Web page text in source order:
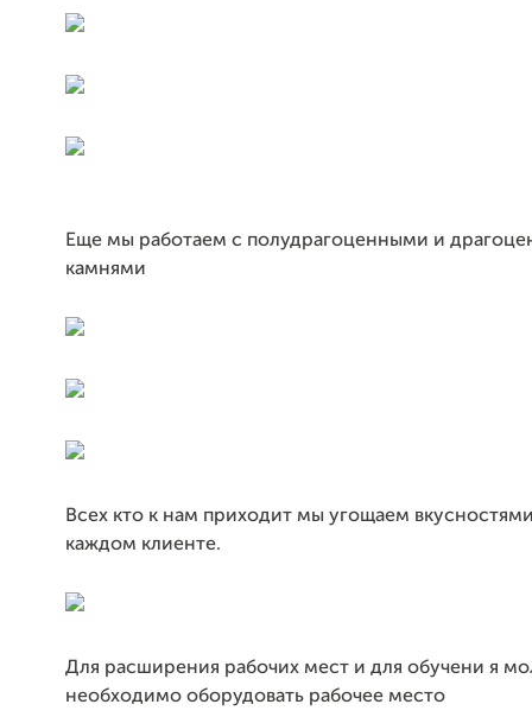
Еще мы работаем с полудрагоценными и
камнями
Всех кто к нам приходит мы угощаем
каждом клиенте.
Для расширения рабочих мест и для обучени я
необходимо оборудовать рабочее место